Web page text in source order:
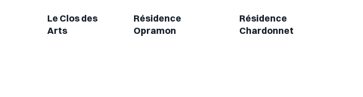
Le Clos des
Arts
Résidence
Opramon
Résidence
Chardonnet